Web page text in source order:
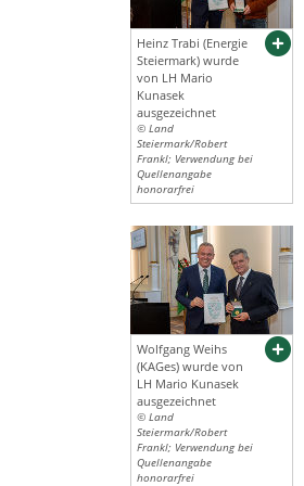
Heinz Trabi (Energie
Steiermark) wurde
von LH Mario
Kunasek
ausgezeichnet
© Land
Steiermark/Robert
Frankl; Verwendung bei
Quellenangabe
honorarfrei
Wolfgang Weihs
(KAGes) wurde von
LH Mario Kunasek
ausgezeichnet
© Land
Steiermark/Robert
Frankl; Verwendung bei
Quellenangabe
honorarfrei